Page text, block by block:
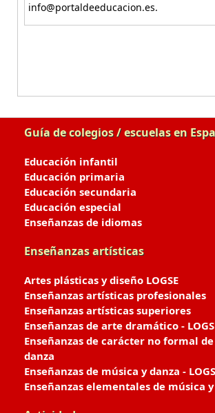
info@portaldeeducacion.es.
Guía de colegios / escuelas en
Educación infantil
Educación primaria
Educación secundaria
Educación especial
Enseñanzas de idiomas
Enseñanzas artísticas
Artes plásticas y diseño LOGSE
Enseñanzas artísticas profesionales
Enseñanzas artísticas superiores
Enseñanzas de arte dramático -
Enseñanzas de carácter no formal
danza
Enseñanzas de música y danza -
Enseñanzas elementales de música